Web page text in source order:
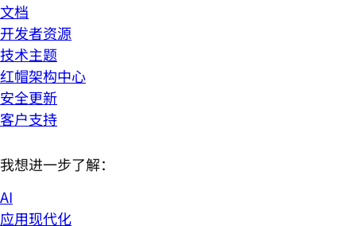
文档
开发者资源
技术主题
红帽架构中心
安全更新
客户支持
我想进一步了解：
AI
应用现代化